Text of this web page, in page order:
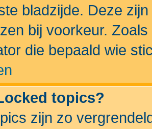
bladzijde. Deze
bij voorkeur.
die bepaald wie
topics?
zijn zo